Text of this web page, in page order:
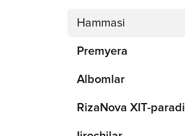
Hammasi
Premyera
Albomlar
RizaNova XIT-paradi